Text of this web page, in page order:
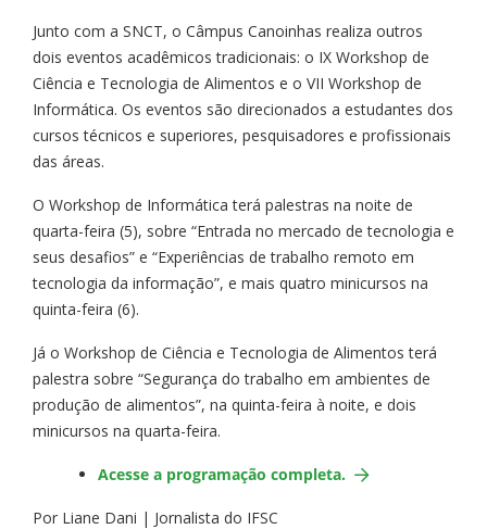
Junto com a SNCT, o Câmpus Canoinhas realiza outros
dois eventos acadêmicos tradicionais: o IX Workshop de
Ciência e Tecnologia de Alimentos e o VII Workshop de
Informática. Os eventos são direcionados a estudantes dos
cursos técnicos e superiores, pesquisadores e profissionais
das áreas.
O Workshop de Informática terá palestras na noite de
quarta-feira (5), sobre “Entrada no mercado de tecnologia e
seus desafios” e “Experiências de trabalho remoto em
tecnologia da informação”, e mais quatro minicursos na
quinta-feira (6).
Já o Workshop de Ciência e Tecnologia de Alimentos terá
palestra sobre “Segurança do trabalho em ambientes de
produção de alimentos”, na quinta-feira à noite, e dois
minicursos na quarta-feira.
Acesse a programação completa.
Por Liane Dani | Jornalista do IFSC